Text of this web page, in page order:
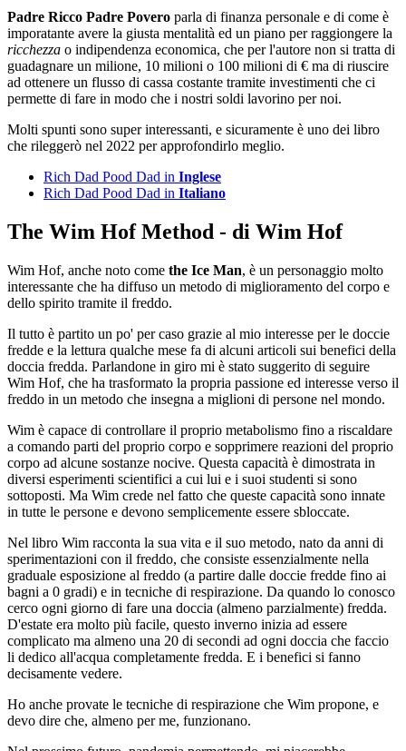
Padre Ricco Padre Povero parla di finanza personale e di come è
imporatante avere la giusta mentalità ed un piano per raggiongere la
ricchezza o indipendenza economica, che per l'autore non si tratta di
guadagnare un milione, 10 milioni o 100 milioni di € ma di riuscire
ad ottenere un flusso di cassa costante tramite investimenti che ci
permette di fare in modo che i nostri soldi lavorino per noi.
Molti spunti sono super interessanti, e sicuramente è uno dei libro
che rileggerò nel 2022 per approfondirlo meglio.
Rich Dad Pood Dad in Inglese
Rich Dad Pood Dad in Italiano
The Wim Hof Method - di Wim Hof
Wim Hof, anche noto come the Ice Man, è un personaggio molto
interessante che ha diffuso un metodo di miglioramento del corpo e
dello spirito tramite il freddo.
Il tutto è partito un po' per caso grazie al mio interesse per le doccie
fredde e la lettura qualche mese fa di alcuni articoli sui benefici della
doccia fredda. Parlandone in giro mi è stato suggerito di seguire
Wim Hof, che ha trasformato la propria passione ed interesse verso il
freddo in un metodo che insegna a miglioni di persone nel mondo.
Wim è capace di controllare il proprio metabolismo fino a riscaldare
a comando parti del proprio corpo e sopprimere reazioni del proprio
corpo ad alcune sostanze nocive. Questa capacità è dimostrata in
diversi esperimenti scientifici a cui lui e i suoi studenti si sono
sottoposti. Ma Wim crede nel fatto che queste capacità sono innate
in tutte le persone e devono semplicemente essere sbloccate.
Nel libro Wim racconta la sua vita e il suo metodo, nato da anni di
sperimentazioni con il freddo, che consiste essenzialmente nella
graduale esposizione al freddo (a partire dalle doccie fredde fino ai
bagni a 0 gradi) e in tecniche di respirazione. Da quando lo conosco
cerco ogni giorno di fare una doccia (almeno parzialmente) fredda.
D'estate era molto più facile, questo inverno inizia ad essere
complicato ma almeno una 20 di secondi ad ogni doccia che faccio
li dedico all'acqua completamente fredda. E i benefici si fanno
decisamente vedere.
Ho anche provate le tecniche di respirazione che Wim propone, e
devo dire che, almeno per me, funzionano.